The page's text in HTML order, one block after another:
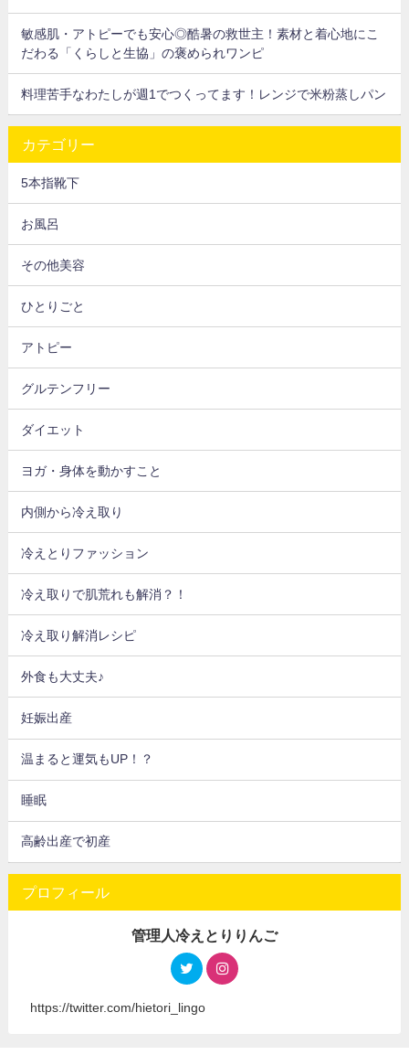
敏感肌・アトピーでも安心◎酷暑の救世主！素材と着心地にこ
だわる「くらしと生協」の褒められワンピ
料理苦手なわたしが週1でつくってます！レンジで米粉蒸しパン
カテゴリー
5本指靴下
お風呂
その他美容
ひとりごと
アトピー
グルテンフリー
ダイエット
ヨガ・身体を動かすこと
内側から冷え取り
冷えとりファッション
冷え取りで肌荒れも解消？！
冷え取り解消レシピ
外食も大丈夫♪
妊娠出産
温まると運気もUP！？
睡眠
高齢出産で初産
プロフィール
管理人冷えとりりんご
https://twitter.com/hietori_lingo